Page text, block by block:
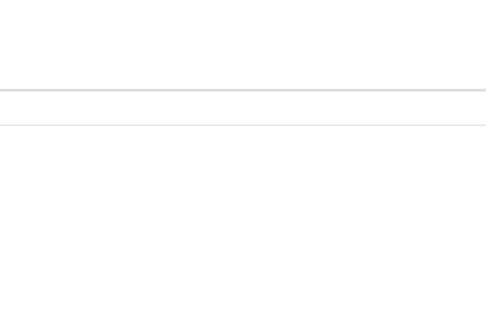
écoles , elle offre un cadre de vie agréable et pratique.
selon les envies des résidents.
véritable cocon familial, alliant confort et fonctionnalité.